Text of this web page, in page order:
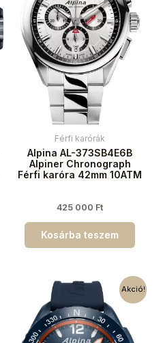
Férfi karórák
Alpina AL-373SB4E6B
Alpiner Chronograph
Férfi karóra 42mm 10ATM
425 000 Ft
Kosárba teszem
Akció!